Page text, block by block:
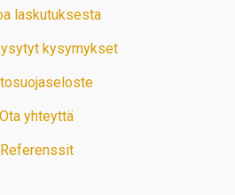
laskutuksesta
kysymykset
Ota yhteyttä
Referenssit